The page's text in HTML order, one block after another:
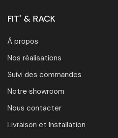
FIT' & RACK
À propos
Nos réalisations
Suivi des commandes
Notre showroom
Nous contacter
Livraison et Installation